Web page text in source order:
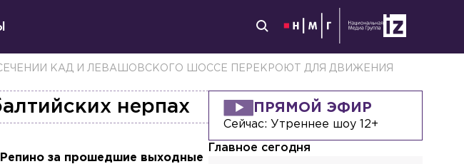
КАД И ЛЕВАШОВСКОГО ШОССЕ ПЕРЕКРОЮТ ДЛЯ ДВИЖЕНИЯ
нерпах
Репино за прошедшие выходные
ПРЯМОЙ ЭФИР
Сейчас: Утреннее шоу 12+
Главное сегодня